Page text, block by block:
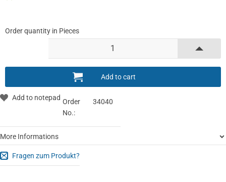
Order quantity in Pieces
Order
No.:
34040
More Informations
Fragen zum Produkt?